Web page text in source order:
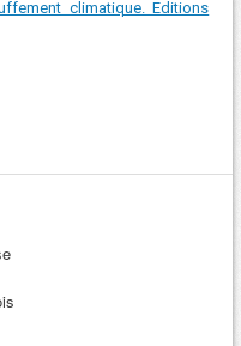
climatique. Editions